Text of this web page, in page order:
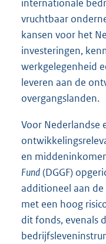
internationale
vruchtbaar
kansen voor het
investeringen,
werkgelegenheid
leveren aan de
overgangslanden.
Voor Nederlandse
en
Fund(DGGF)
additioneel aan
met een hoog
dit fonds, evenals